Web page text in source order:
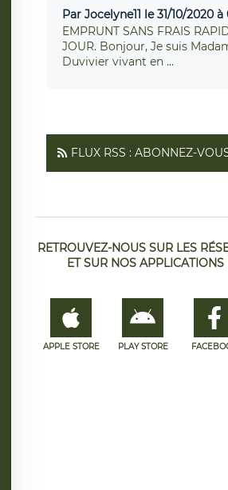
Par Jocelyne11 le 31/10/2020 à
EMPRUNT SANS FRAIS
JOUR. Bonjour, Je suis
Duvivier vivant en ...
FLUX RSS : ABONNEZ-
RETROUVEZ-NOUS SUR LES
ET SUR NOS
APPLE STORE PLAY STORE